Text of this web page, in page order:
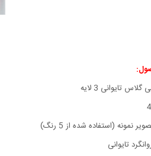
تایوانی 3 لایه
نمونه (استفاده شده از 5 رنگ)
تایوانی